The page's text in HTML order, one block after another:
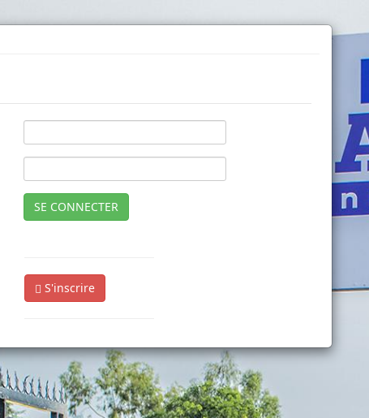
SE CONNECTER
S'inscrire